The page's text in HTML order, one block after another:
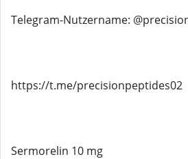
Telegram-Nutzername:
https://t.me/precisionpeptides02
Sermorelin 10 mg